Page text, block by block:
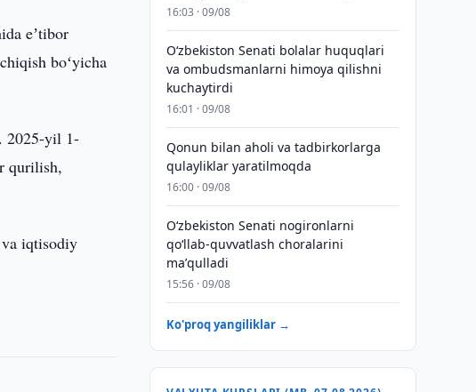
eʼtibor
boʻyicha
2025-yil 1-
qurilish,
iqtisodiy
16:03 · 09/08
Oʻzbekiston Senati bolalar huquqlari
va ombudsmanlarni himoya qilishni
kuchaytirdi
16:01 · 09/08
Qonun bilan aholi va tadbirkorlarga
qulayliklar yaratilmoqda
16:00 · 09/08
Oʻzbekiston Senati nogironlarni
qoʻllab-quvvatlash choralarini
maʼqulladi
15:56 · 09/08
Ko'proq yangiliklar →